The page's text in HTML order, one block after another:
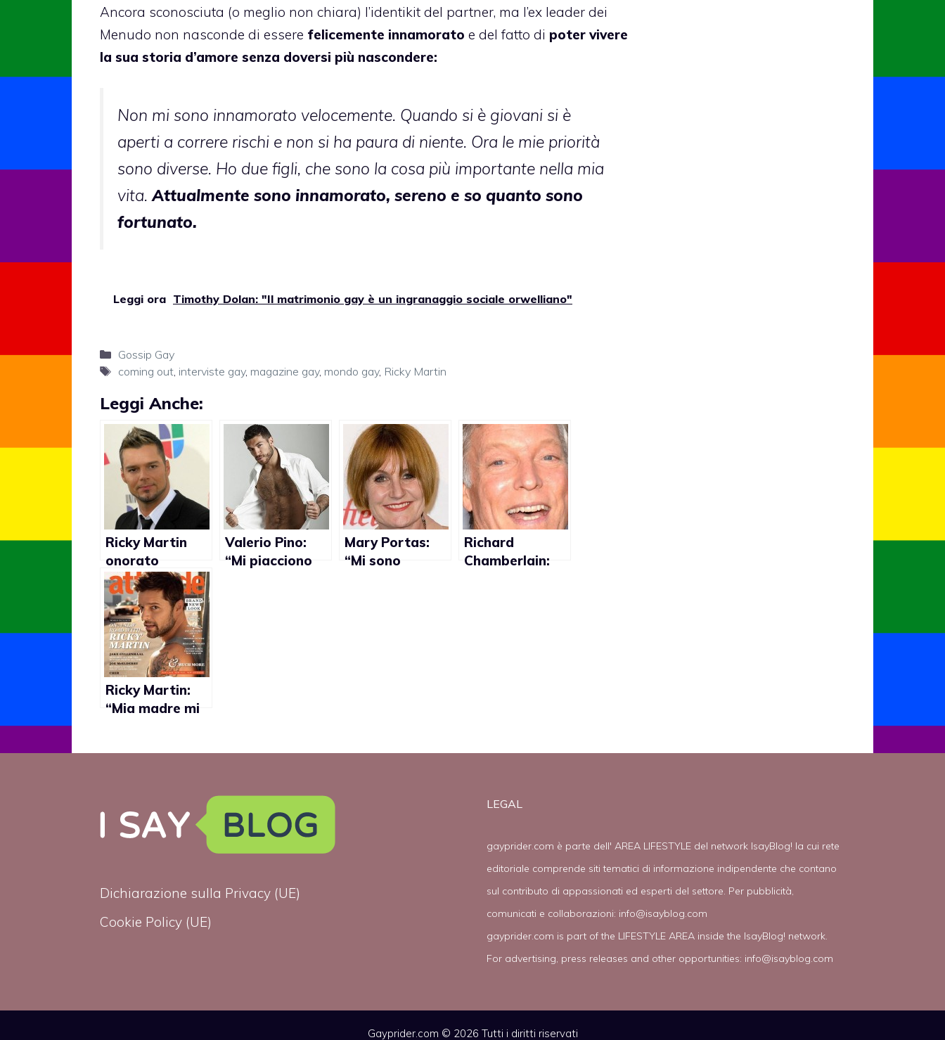
Ancora sconosciuta (o meglio non chiara) l’identikit del partner, ma l’ex leader dei
Menudo non nasconde di essere felicemente innamorato e del fatto di poter vivere
la sua storia d’amore senza doversi più nascondere:
Non mi sono innamorato velocemente. Quando si è giovani si è
aperti a correre rischi e non si ha paura di niente. Ora le mie priorità
sono diverse. Ho due figli, che sono la cosa più importante nella mia
vita.Attualmente sono innamorato, sereno e so quanto sono
fortunato.
Leggi ora Timothy Dolan: "Il matrimonio gay è un ingranaggio sociale orwelliano"
Categorie
Gossip Gay
Tag
coming out, interviste gay, magazine gay, mondo gay, Ricky Martin
Leggi Anche:
Ricky Martin
onorato
nell’essere
considerato un
attivista gay
Valerio Pino:
“Mi piacciono
Mary Portas:
“Mi sono
Richard
Chamberlain:
Ricky Martin:
“Mia madre mi
Dichiarazione sulla Privacy (UE)
Cookie Policy (UE)
LEGAL
gayprider.com è parte dell' AREA LIFESTYLE del network IsayBlog! la cui rete
editoriale comprende siti tematici di informazione indipendente che contano
sul contributo di appassionati ed esperti del settore. Per pubblicità,
comunicati e collaborazioni: info@isayblog.com
gayprider.com is part of the LIFESTYLE AREA inside the IsayBlog! network.
For advertising, press releases and other opportunities: info@isayblog.com
Gayprider.com © 2026 Tutti i diritti riservati